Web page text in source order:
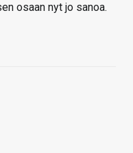
osaan nyt jo sanoa.